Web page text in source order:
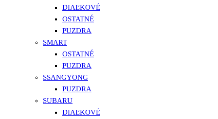
DIAĽKOVÉ
OSTATNÉ
PUZDRA
SMART
OSTATNÉ
PUZDRA
SSANGYONG
PUZDRA
SUBARU
DIAĽKOVÉ